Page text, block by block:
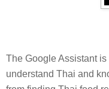
The Google Assistant
understand Thai and